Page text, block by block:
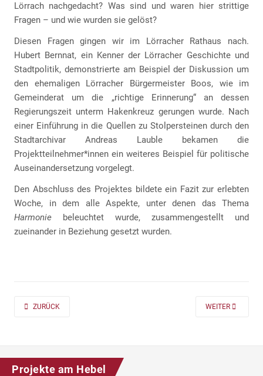
Lörrach nachgedacht? Was sind und waren hier strittige
Fragen – und wie wurden sie gelöst?
Diesen Fragen gingen wir im Lörracher Rathaus nach.
Hubert Bernnat, ein Kenner der Lörracher Geschichte und
Stadtpolitik, demonstrierte am Beispiel der Diskussion um
den ehemaligen Lörracher Bürgermeister Boos, wie im
Gemeinderat um die „richtige Erinnerung“ an dessen
Regierungszeit unterm Hakenkreuz gerungen wurde. Nach
einer Einführung in die Quellen zu Stolpersteinen durch den
Stadtarchivar Andreas Lauble bekamen die
Projektteilnehmer*innen ein weiteres Beispiel für politische
Auseinandersetzung vorgelegt.
Den Abschluss des Projektes bildete ein Fazit zur erlebten
Woche, in dem alle Aspekte, unter denen das Thema
Harmonie beleuchtet wurde, zusammengestellt und
zueinander in Beziehung gesetzt wurden.
PREVIOUS ARTICLE: AD FONTES 2019/20 „MASS“ FÜR DIE KLASSEN 7
ZURÜCK NEXT ARTICLE:
WEITER
Projekte am Hebel